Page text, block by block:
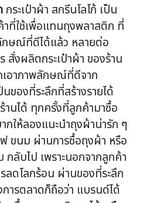
กระเป๋าผ้า สกรีนโลโก้ เป็น
ที่ใช้เพื่อแทนถุงพลาสติก ที่
กษณ์ที่ดีได้แล้ว หลายต่อ
สั่งผลิตกระเป๋าผ้า ของร้าน
เอาภาพลักษณ์ที่ดีจาก
องที่ระลึกที่สร้างรายได้
านได้ ทุกครั้งที่ลูกค้ามาซื้อ
กให้ลองแนะนำถุงผ้าน่ารัก ๆ
ขนม ผ่านการซื้อถุงผ้า หรือ
กลับไป เพราะนอกจากลูกค้า
ลดโลกร้อน ผ่านของที่ระลึก
การตลาดก็ถือว่า แบรนด์ได้